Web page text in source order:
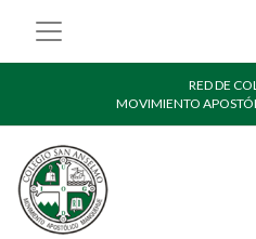
RED DE
MOVIMIENTO